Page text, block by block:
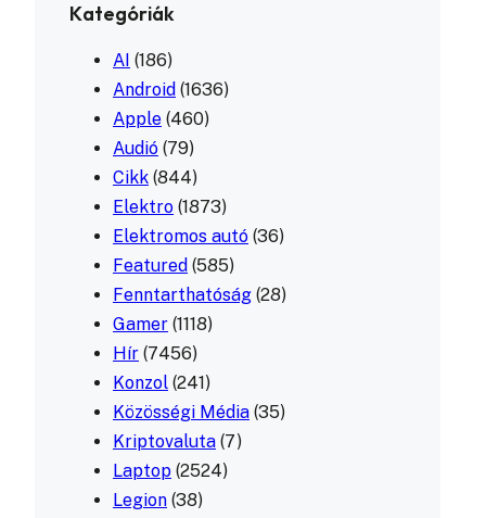
Kategóriák
AI (186)
Android (1636)
Apple (460)
Audió (79)
Cikk (844)
Elektro (1873)
Elektromos autó (36)
Featured (585)
Fenntarthatóság (28)
Gamer (1118)
Hír (7456)
Konzol (241)
Közösségi Média (35)
Kriptovaluta (7)
Laptop (2524)
Legion (38)